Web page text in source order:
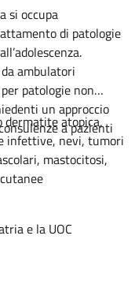
si occupa
di patologie
ambulatori
patologie non
un approccio
a pazienti
dermatite atopica,
infettive, nevi, tumori
mastocitosi,
e la UOC